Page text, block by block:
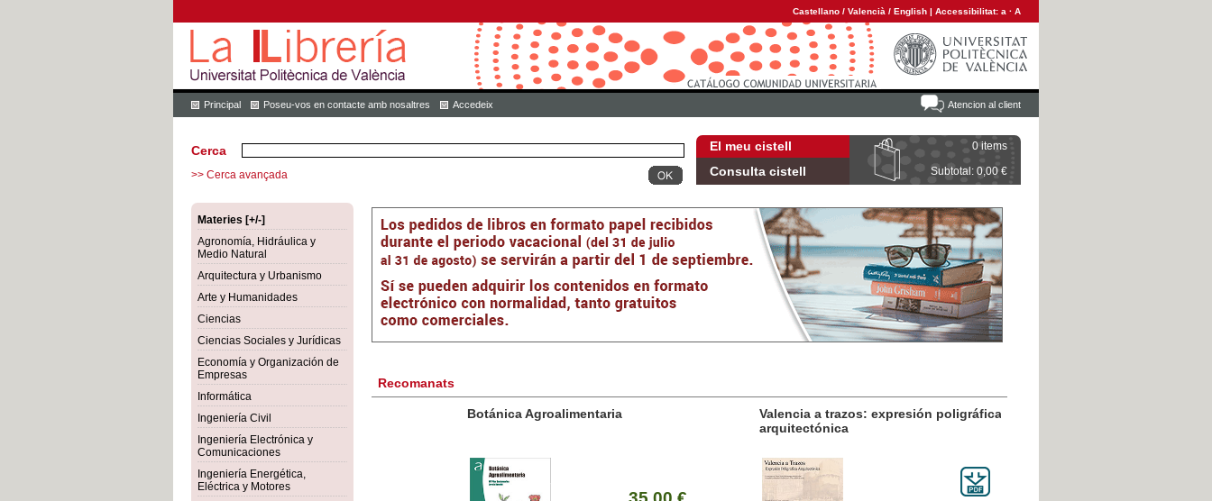
Castellano / Valencià / English | Accessibilitat: a · A
Atencion al client
Principal Poseu-vos en contacte amb nosaltres Accedeix
El meu cistell 0 items
Consulta cistell Subtotal: 0,00 €
Cerca
>> Cerca avançada
Materies [+/-]
Agronomía, Hidráulica y
Medio Natural
Arquitectura y Urbanismo
Arte y Humanidades
Ciencias
Ciencias Sociales y Jurídicas
Economía y Organización de
Empresas
Informática
Ingeniería Civil
Ingeniería Electrónica y
Comunicaciones
Ingeniería Energética,
Eléctrica y Motores
Recomanats
Botánica Agroalimentaria
Valencia a trazos: expresión poligráfica
arquitectónica